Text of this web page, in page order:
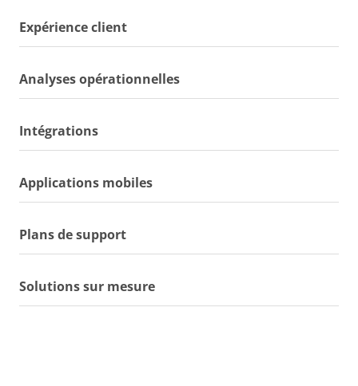
Expérience client
Analyses opérationnelles
Intégrations
Applications mobiles
Plans de support
Solutions sur mesure